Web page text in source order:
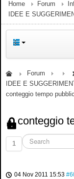
Home Forum
IDEE E
Forum
IDEE E
conteggio tempo
conteggio
1
04 Nov 2011 15:53